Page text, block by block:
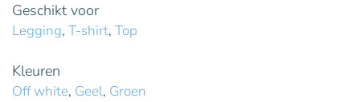
Geschikt voor
Legging, T-shirt, Top
Kleuren
Off white, Geel, Groen